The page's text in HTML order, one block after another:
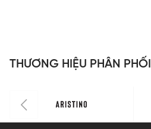
THƯƠNG HIỆU PHÂN PHỐI